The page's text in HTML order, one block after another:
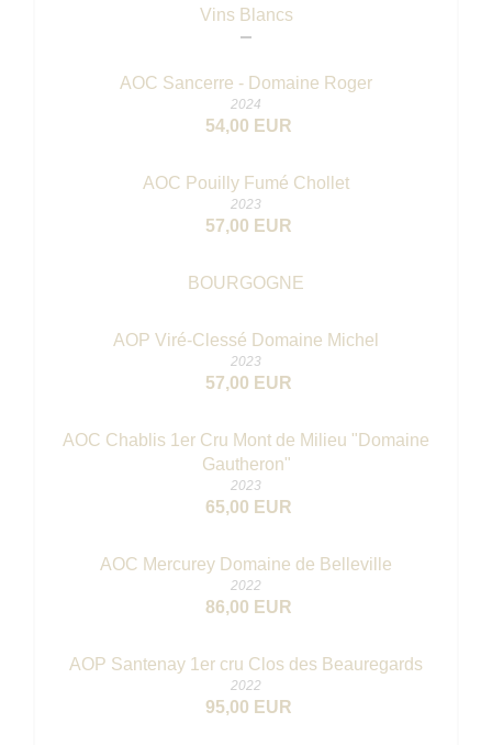
Vins Blancs
AOC Sancerre - Domaine Roger
2024
54,00 EUR
AOC Pouilly Fumé Chollet
2023
57,00 EUR
BOURGOGNE
AOP Viré-Clessé Domaine Michel
2023
57,00 EUR
AOC Chablis 1er Cru Mont de Milieu "Domaine
Gautheron"
2023
65,00 EUR
AOC Mercurey Domaine de Belleville
2022
86,00 EUR
AOP Santenay 1er cru Clos des Beauregards
2022
95,00 EUR